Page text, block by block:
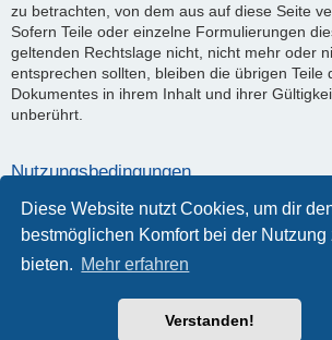
Diese Website nutzt Cookies, um dir
bestmöglichen Komfort bei der Nutzung
bieten. Mehr erfahren
Verstanden!
zu betrachten, von dem aus auf diese Seite
Sofern Teile oder einzelne Formulierungen
geltenden Rechtslage nicht, nicht mehr oder
entsprechen sollten, bleiben die übrigen Teile
Dokumentes in ihrem Inhalt und ihrer
unberührt.
Nutzungsbedingungen
Du kannst die Nutzungsbedingungen hier nachlesen:
Startseite Startseite
Deutsche Übersetzung durch